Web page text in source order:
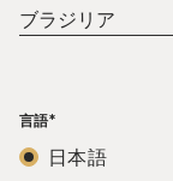
言語*
日本語